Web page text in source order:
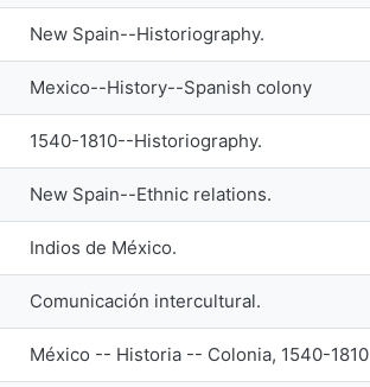
New Spain--Historiography.
Mexico--History--Spanish colony
1540-1810--Historiography.
New Spain--Ethnic relations.
Indios de México.
Comunicación intercultural.
México -- Historia -- Colonia, 1540-1810